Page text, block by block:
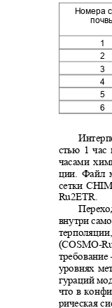
Номера
1
2
3
4
5
6
стью 1 час
часами
ции. Файл
сетки
Ru2ETR.
внутри
(COSMO-
уровнях
гураций
что в
рическая